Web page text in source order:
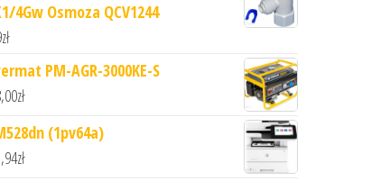
4Gw Osmoza QCV1244
zł
PM-AGR-3000KE-S
zł
(1pv64a)
zł